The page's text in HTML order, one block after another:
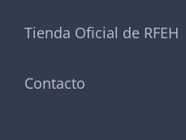
Tienda Oficial de RFEH
Contacto